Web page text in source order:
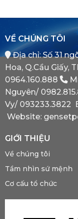
VỀ CHÚNG TÔI
Địa chỉ: Số 31
Hoa, Q.Cầu Giấy,
0964.160.888
Nguyên/
Vy/ 093233.3822
Website:
GIỚI THIỆU
Về chúng tôi
Tầm nhìn sứ mệnh
Cơ cấu tổ chức